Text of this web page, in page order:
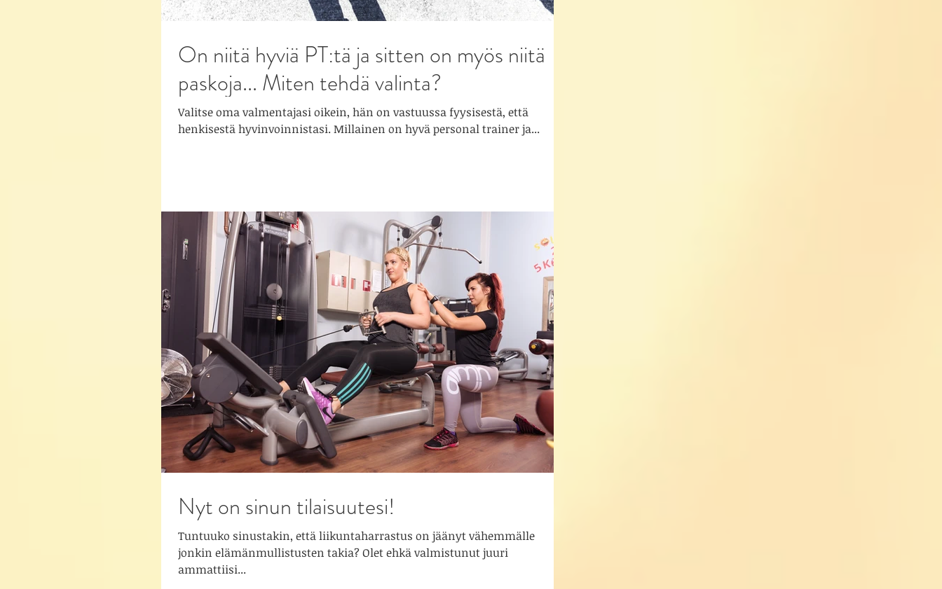
On niitä hyviä PT:tä ja sitten on myös niitä
paskoja... Miten tehdä valinta?
Valitse oma valmentajasi oikein, hän on vastuussa fyysisestä, että
henkisestä hyvinvoinnistasi. Millainen on hyvä personal trainer ja...
Nyt on sinun tilaisuutesi!
Tuntuuko sinustakin, että liikuntaharrastus on jäänyt vähemmälle
jonkin elämänmullistusten takia? Olet ehkä valmistunut juuri
ammattiisi...